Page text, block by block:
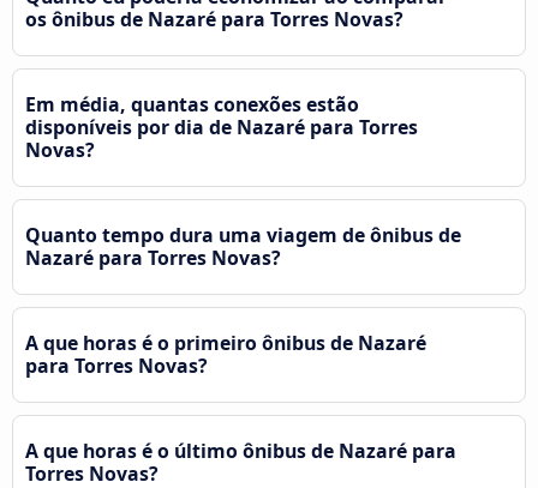
os ônibus de Nazaré para Torres Novas?
Em média, quantas conexões estão
disponíveis por dia de Nazaré para Torres
Novas?
Quanto tempo dura uma viagem de ônibus de
Nazaré para Torres Novas?
A que horas é o primeiro ônibus de Nazaré
para Torres Novas?
A que horas é o último ônibus de Nazaré para
Torres Novas?